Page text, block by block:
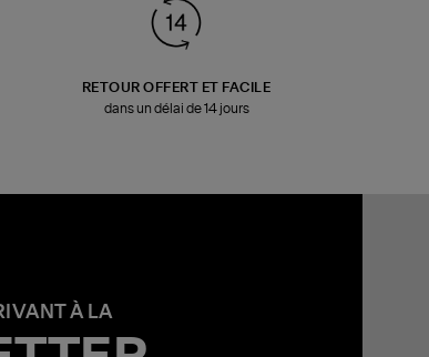
RETOUR OFFERT ET FACILE
dans un délai de 14 jours
À LA